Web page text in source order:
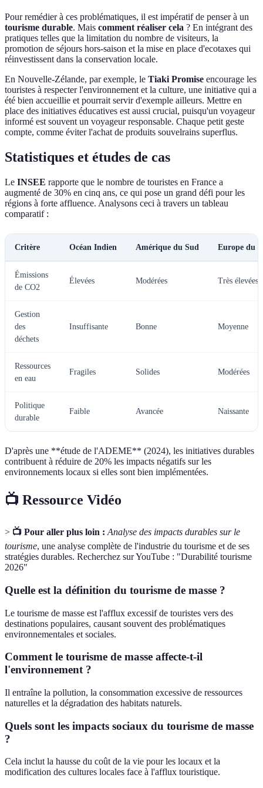
Pour remédier à ces problématiques, il est impératif de penser à un
tourisme durable. Mais comment réaliser cela ? En intégrant des
pratiques telles que la limitation du nombre de visiteurs, la
promotion de séjours hors-saison et la mise en place d'ecotaxes qui
réinvestissent dans la conservation locale.
En Nouvelle-Zélande, par exemple, le Tiaki Promise encourage les
touristes à respecter l'environnement et la culture, une initiative qui a
été bien accueillie et pourrait servir d'exemple ailleurs. Mettre en
place des initiatives éducatives est aussi crucial, puisqu'un voyageur
informé est souvent un voyageur responsable. Chaque petit geste
compte, comme éviter l'achat de produits souvelrains superflus.
Statistiques et études de cas
Le INSEE rapporte que le nombre de touristes en France a
augmenté de 30% en cinq ans, ce qui pose un grand défi pour les
régions à forte affluence. Analysons ceci à travers un tableau
comparatif :
Critère Océan Indien Amérique du Sud Europe du
Émissions
de CO2
Élevées Modérées Très élevées
Gestion
des
déchets
Insuffisante Bonne Moyenne
Ressources
en eau
Fragiles Solides Modérées
Politique
durable
Faible Avancée Naissante
D'après une **étude de l'ADEME** (2024), les initiatives durables
contribuent à réduire de 20% les impacts négatifs sur les
environnements locaux si elles sont bien implémentées.
📺 Ressource Vidéo
> 📺 Pour aller plus loin : Analyse des impacts durables sur le
tourisme, une analyse complète de l'industrie du tourisme et de ses
stratégies durables. Recherchez sur YouTube : "Durabilité tourisme
2026"
Quelle est la définition du tourisme de masse ?
Le tourisme de masse est l'afflux excessif de touristes vers des
destinations populaires, causant souvent des problématiques
environnementales et sociales.
Comment le tourisme de masse affecte-t-il
l'environnement ?
Il entraîne la pollution, la consommation excessive de ressources
naturelles et la dégradation des habitats naturels.
Quels sont les impacts sociaux du tourisme de masse
?
Cela inclut la hausse du coût de la vie pour les locaux et la
modification des cultures locales face à l'afflux touristique.